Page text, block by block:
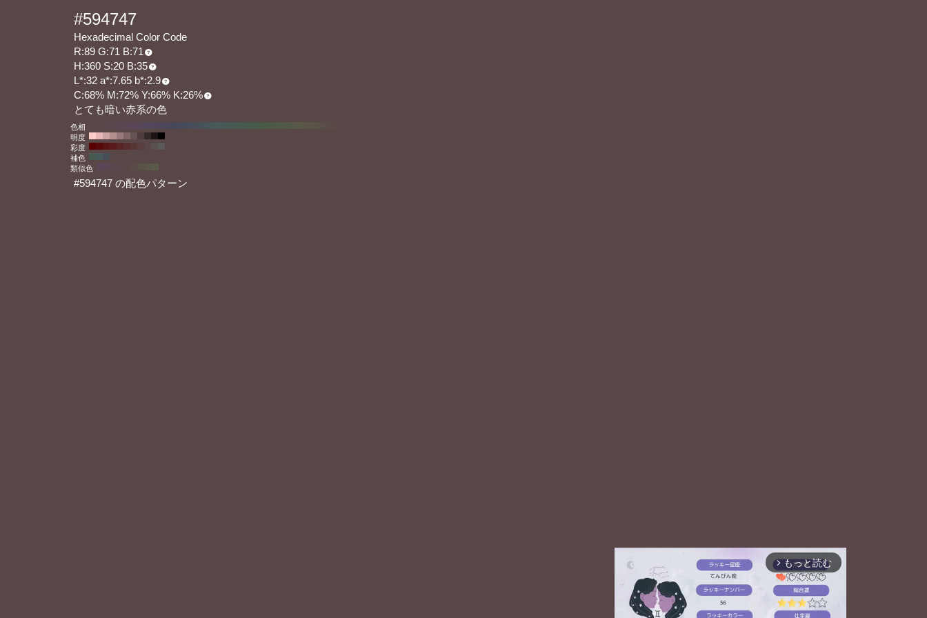
#594747
Hexadecimal Color Code
R:89 G:71 B:71
H:360 S:20 B:35
L*:32 a*:7.65 b*:2.9
C:68% M:72% Y:66% K:26%
とても暗い赤系の色
色相
明度
彩度
補色
類似色
#594747 の配色パターン
arrow_forward_ios もっと読む